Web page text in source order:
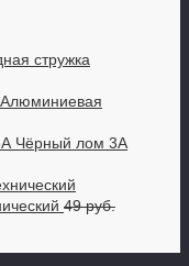
стружка
Алюминиевая
Чёрный лом 3А
49 руб.